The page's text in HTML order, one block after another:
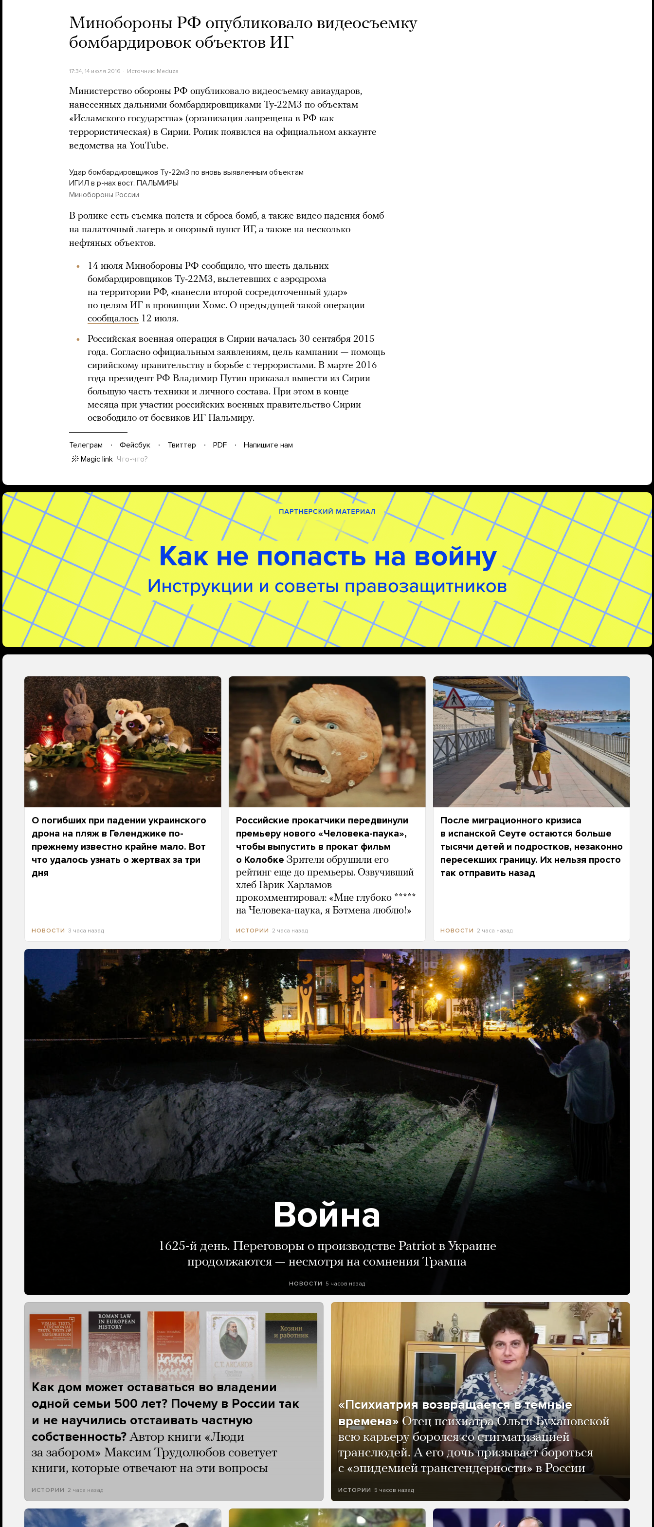
Минобороны РФ опубликовало видеоcъемку
бомбардировок объектов ИГ
17:34, 14 июля 2016 Источник: Meduza
Министерство обороны РФ опубликовало видеосъемку авиаударов,
нанесенных дальними бомбардировщиками Ту-22М3 по объектам
«Исламского государства» (организация запрещена в РФ как
террористическая) в Сирии. Ролик появился на официальном аккаунте
ведомства на YouTube.
Удар бомбардировщиков Ту-22м3 по вновь выявленным объектам
ИГИЛ в р-нах вост. ПАЛЬМИРЫ
Минобороны России
В ролике есть съемка полета и сброса бомб, а также видео падения бомб
на палаточный лагерь и опорный пункт ИГ, а также на несколько
нефтяных объектов.
14 июля Минобороны РФ сообщило, что шесть дальних
бомбардировщиков Ту-22М3, вылетевших с аэродрома
на территории РФ, «нанесли второй сосредоточенный удар»
по целям ИГ в провинции Хомс. О предыдущей такой операции
сообщалось 12 июля.
Российская военная операция в Сирии началась 30 сентября 2015
года. Согласно официальным заявлениям, цель кампании — помощь
сирийскому правительству в борьбе с террористами. В марте 2016
года президент РФ Владимир Путин приказал вывести из Сирии
большую часть техники и личного состава. При этом в конце
месяца при участии российских военных правительство Сирии
освободило от боевиков ИГ Пальмиру.
Телеграм Фейсбук Твиттер PDF
Напишите нам
Magic link Что-что?
О погибших при падении украинского
дрона на пляж в Геленджике по-
прежнему известно крайне мало. Вот
что удалось узнать о жертвах за три
дня
НОВОСТИ 3 часа назад
Российские прокатчики передвинули
премьеру нового «Человека-паука»,
чтобы выпустить в прокат фильм
о Колобке Зрители обрушили его
рейтинг еще до премьеры. Озвучивший
хлеб Гарик Харламов
прокомментировал: «Мне глубоко *****
на Человека-паука, я Бэтмена люблю!»
ИСТОРИИ 2 часа назад
После миграционного кризиса
в испанской Сеуте остаются больше
тысячи детей и подростков, незаконно
пересекших границу. Их нельзя просто
так отправить назад
НОВОСТИ 2 часа назад
Война
1625-й день. Переговоры о производстве Patriot в Украине
продолжаются — несмотря на сомнения Трампа
НОВОСТИ 5 часов назад
Как дом может оставаться во владении
одной семьи 500 лет? Почему в России так
и не научились отстаивать частную
собственность? Автор книги «Люди
за забором» Максим Трудолюбов советует
книги, которые отвечают на эти вопросы
ИСТОРИИ 2 часа назад
«Психиатрия возвращается в темные
времена» Отец психиатра Ольги Бухановской
всю карьеру боролся со стигматизацией
транслюдей. А его дочь призывает бороться
с «эпидемией трансгендерности» в России
ИСТОРИИ 5 часов назад